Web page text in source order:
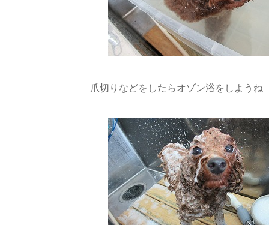
爪切りなどをしたらオゾン浴をしようね